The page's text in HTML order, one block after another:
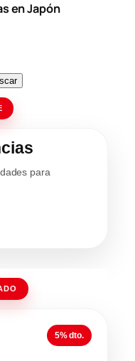
en Japón
para
5% dto.